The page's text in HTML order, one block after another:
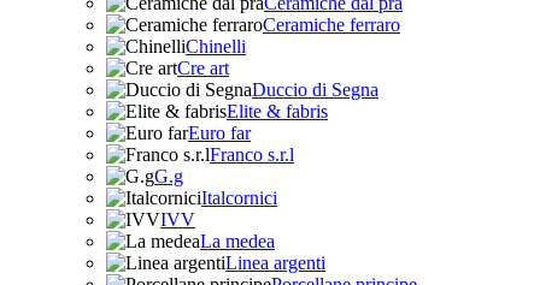
Ceramiche ferraro
Chinelli
Cre art
Duccio di Segna
Elite & fabris
Euro far
Franco s.r.l
G.g
Italcornici
IVV
La medea
Linea argenti